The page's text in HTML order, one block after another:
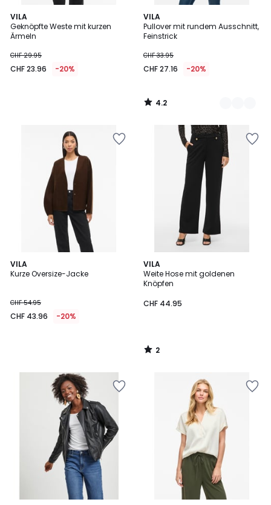
VILA
Geknöpfte Weste mit kurzen
Ärmeln
CHF 29.95
CHF 23.96 -20%
VILA
Pullover mit rundem Ausschnitt,
Feinstrick
CHF 33.95
CHF 27.16 -20%
4.2
/ 5
3
Farben
4.2
/
VILA
Kurze Oversize-Jacke
CHF 54.95
CHF 43.96 -20%
VILA
Weite Hose mit goldenen
Knöpfen
CHF 44.95
2
/
5
2
/